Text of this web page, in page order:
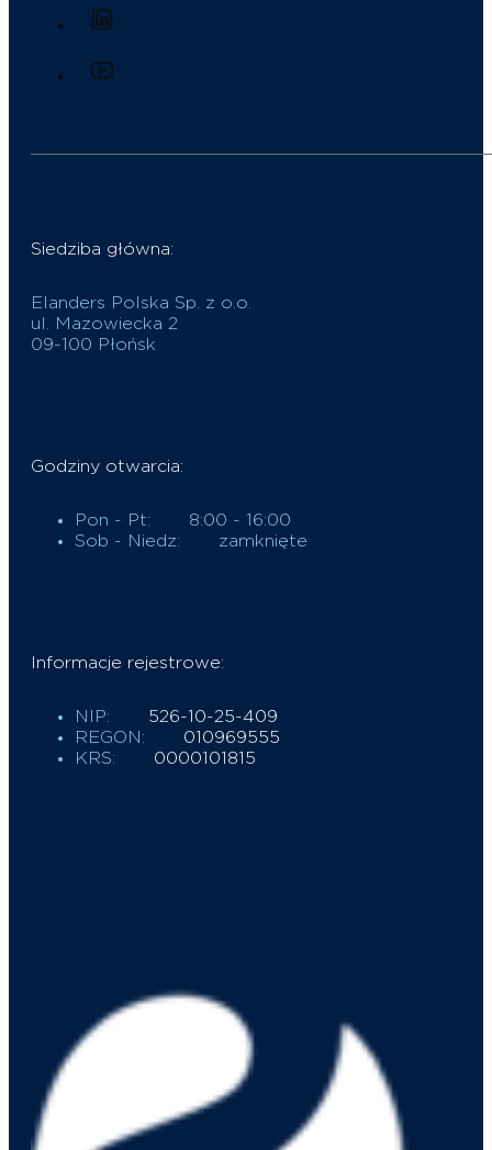
Siedziba główna:
Elanders Polska Sp. z o.o.
ul. Mazowiecka 2
09-100 Płońsk
Godziny otwarcia:
Pon - Pt:
8:00 - 16:00
Sob - Niedz:
zamknięte
Informacje rejestrowe:
NIP:
526-10-25-409
REGON:
010969555
KRS:
0000101815